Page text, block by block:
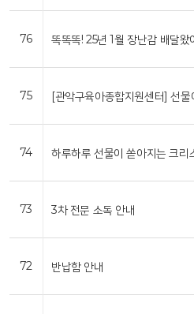
76 똑똑똑! 25년 1월 장난감 배달왔
75 [관악구육아종합지원센터] 선
74 하루하루 선물이 쏟아지는 크리
73 3차 전문 소독 안내
72 반납함 안내